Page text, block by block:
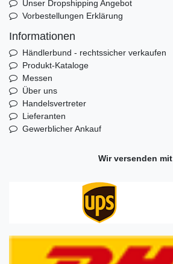
Unser Dropshipping Angebot
Vorbestellungen Erklärung
Informationen
Händlerbund - rechtssicher verkaufen
Produkt-Kataloge
Messen
Über uns
Handelsvertreter
Lieferanten
Gewerblicher Ankauf
Wir versenden mit